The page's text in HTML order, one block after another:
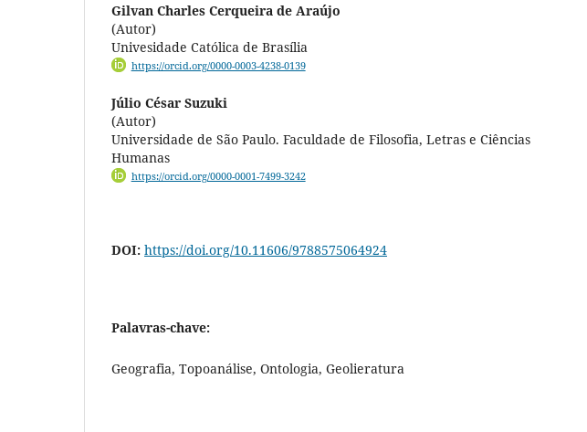
Gilvan Charles Cerqueira de Araújo
(Autor)
Univesidade Católica de Brasília
https://orcid.org/0000-0003-4238-0139
Júlio César Suzuki
(Autor)
Universidade de São Paulo. Faculdade de Filosofia, Letras e Ciências
Humanas
https://orcid.org/0000-0001-7499-3242
DOI: https://doi.org/10.11606/9788575064924
Palavras-chave:
Geografia, Topoanálise, Ontologia, Geolieratura